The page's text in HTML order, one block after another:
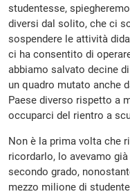
studentesse,
diversi dal solito, che ci
sospendere le attività
ci ha consentito di
abbiamo salvato decine
un quadro mutato anche
Paese diverso rispetto a
occuparci del rientro a
Non è la prima volta che
ricordarlo, lo avevamo
secondo grado,
mezzo milione di